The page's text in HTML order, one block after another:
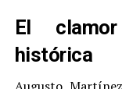
El
histórica